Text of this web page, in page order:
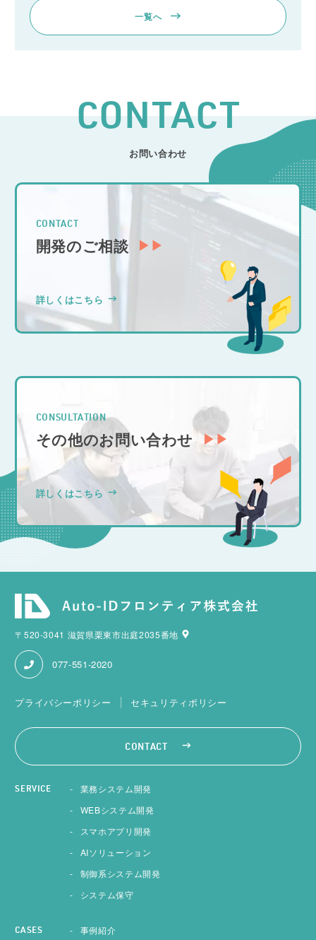
一覧へ
CONTACT
お問い合わせ
CONTACT
開発のご相談
詳しくはこちら
CONSULTATION
その他のお問い合わせ
詳しくはこちら
〒520-3041 滋賀県栗東市出庭2035番地
077-551-2020
プライバシーポリシー セキュリティポリシー
CONTACT
SERVICE
業務システム開発
WEBシステム開発
スマホアプリ開発
AIソリューション
制御系システム開発
システム保守
CASES 事例紹介